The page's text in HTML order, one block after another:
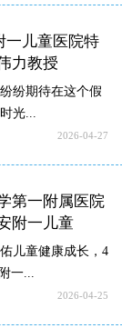
一儿童医院特
力教授
纷期待在这个假
光...
2026-04-27
第一附属医院
附一儿童
儿童健康成长，4
一...
2026-04-25